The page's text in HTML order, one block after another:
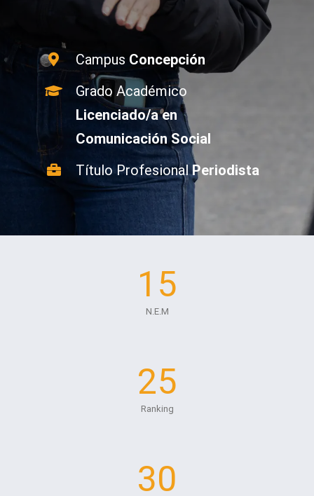
Campus Concepción
Grado Académico
Licenciado/a en
Comunicación Social
Título ProfesionalPeriodista
15
N.E.M
25
Ranking
30